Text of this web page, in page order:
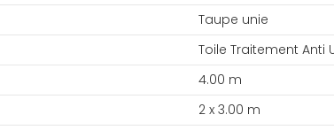
Taupe unie
Toile Traitement Anti
4.00 m
2 x 3.00 m